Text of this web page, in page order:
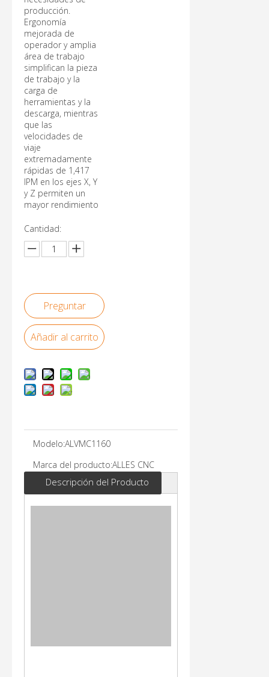
producción.
Ergonomía
mejorada de
operador y amplia
área de trabajo
simplifican la pieza
de trabajo y la
carga de
herramientas y la
descarga, mientras
que las
velocidades de
viaje
extremadamente
rápidas de 1,417
IPM en los ejes X, Y
y Z permiten un
mayor rendimiento
Cantidad:
Preguntar
Añadir al carrito
Modelo:ALVMC1160
Marca del producto:ALLES CNC
Descripción del Producto